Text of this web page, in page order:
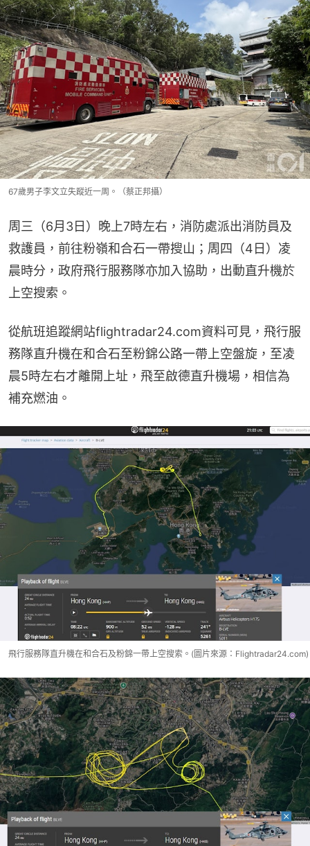
67歲男子李文立失蹤近一周。（蔡正邦攝）
周三（6月3日）晚上7時左右，消防處派出消防員及
救護員，前往粉嶺和合石一帶搜山；周四（4日）凌
晨時分，政府飛行服務隊亦加入協助，出動直升機於
上空搜索。
從航班追蹤網站flightradar24.com資料可見，飛行服
務隊直升機在和合石至粉錦公路一帶上空盤旋，至凌
晨5時左右才離開上址，飛至啟德直升機場，相信為
補充燃油。
飛行服務隊直升機在和合石及粉錦一帶上空搜索。(圖片來源：Flightradar24.com)